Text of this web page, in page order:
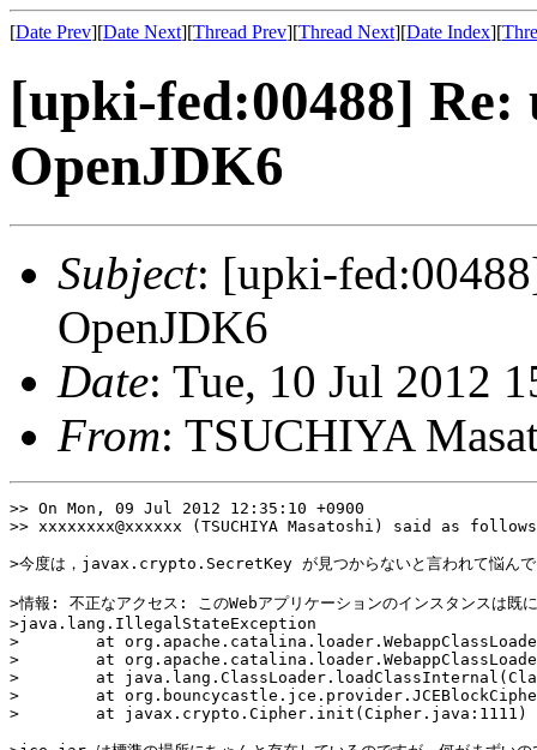
[Date Prev][Date Next][Thread Prev][Thread Next][Date Index][
[upki-fed:00488] Re:
OpenJDK6
Subject: [upki-
OpenJDK6
Date: Tue, 10 Jul 2012
From: TSUCHIYA
>> On Mon, 09 Jul 2012 12:35:10 +0900
>> xxxxxxxx@xxxxxx (TSUCHIYA Masatoshi) said as
>今度は，javax.crypto.SecretKey が見つからないと言われて悩んで
>情報: 不正なアクセス: このWebアプリケーションのインスタンスは
>java.lang.IllegalStateException
>        at
>        at
>        at
>        at
>        at javax.crypto.Cipher.init(Cipher.java:1111)